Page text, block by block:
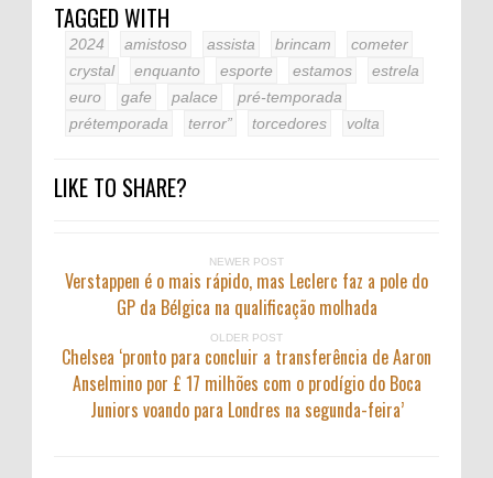
TAGGED WITH
2024 amistoso assista brincam
cometer
crystal
enquanto esporte estamos
estrela
euro
gafe palace
pré-temporada
prétemporada
terror” torcedores volta
LIKE TO SHARE?
NEWER POST
Verstappen é o mais rápido, mas Leclerc faz a pole do
GP da Bélgica na qualificação molhada
OLDER POST
Chelsea ‘pronto para concluir a transferência de Aaron
Anselmino por £ 17 milhões com o prodígio do Boca
Juniors voando para Londres na segunda-feira’